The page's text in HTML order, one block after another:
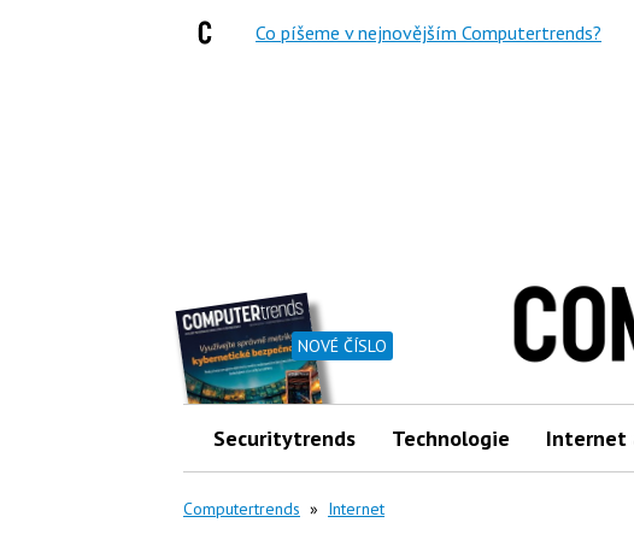
NOVÉ ČÍSLO
Securitytrends Technologie Internet
Computertrends » Internet
Co píšeme v nejnovějším Computertrends?